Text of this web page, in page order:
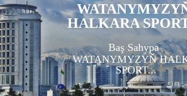
HALKARA
Baş Sahypa
WATANYMYZYŇ
SPORT...